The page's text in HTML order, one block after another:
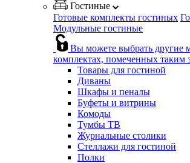
Гостиные
Готовые комплекты гостиных
Модульные гостиные
Вы можете выбрать другие
комплектах, помеченных таким
Товары для гостиной
Диваны
Шкафы и пеналы
Буфеты и витрины
Комоды
Тумбы ТВ
Журнальные столики
Стеллажи для гостиной
Полки